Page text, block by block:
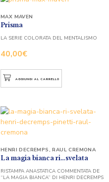
Prisma
40,00€
MAX MAVEN
LA SERIE COLORATA DEL MENTALISMO
AGGIUNGI AL CARRELLO
La magia bianca ri…svelata
HENRI DECREMPS,RAUL CREMONA
RISTAMPA ANASTATICA COMMENTATA DE
“LA MAGIA BIANCA” DI HENRI DECREMPS